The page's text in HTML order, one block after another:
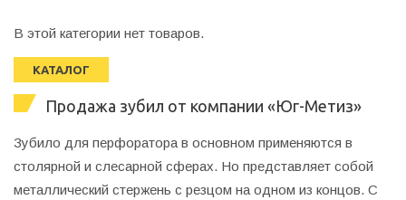
В этой категории нет товаров.
КАТАЛОГ
Продажа зубил от компании «Юг-Метиз»
Зубило для перфоратора в основном применяются в
столярной и слесарной сферах. Но представляет собой
металлический стержень с резцом на одном из концов. С